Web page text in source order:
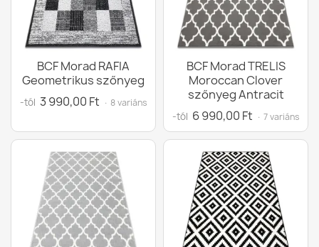
BCF Morad RAFIA
Geometrikus szőnyeg
-tól 3 990,00 Ft · 8 variáns
BCF Morad TRELIS
Moroccan Clover
szőnyeg Antracit
-tól 6 990,00 Ft · 7 variáns